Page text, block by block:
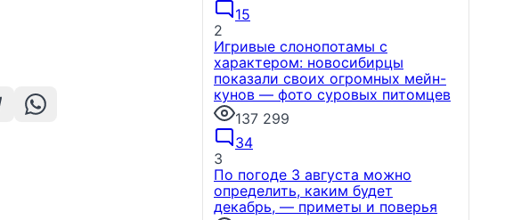
15
2
Игривые слонопотамы с
характером: новосибирцы
показали своих огромных мейн-
кунов — фото суровых питомцев
137 299
34
3
По погоде 3 августа можно
определить, каким будет
декабрь, — приметы и поверья